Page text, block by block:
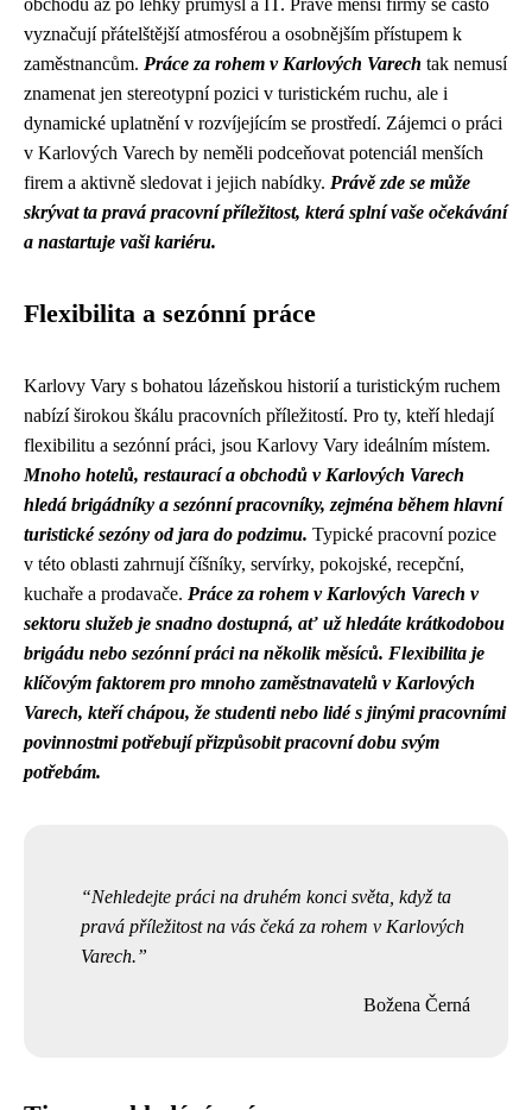
obchodu až po lehký průmysl a IT. Právě menší firmy se často
vyznačují přátelštější atmosférou a osobnějším přístupem k
zaměstnancům. Práce za rohem v Karlových Varech tak nemusí
znamenat jen stereotypní pozici v turistickém ruchu, ale i
dynamické uplatnění v rozvíjejícím se prostředí. Zájemci o práci
v Karlových Varech by neměli podceňovat potenciál menších
firem a aktivně sledovat i jejich nabídky. Právě zde se může
skrývat ta pravá pracovní příležitost, která splní vaše očekávání
a nastartuje vaši kariéru.
Flexibilita a sezónní práce
Karlovy Vary s bohatou lázeňskou historií a turistickým ruchem
nabízí širokou škálu pracovních příležitostí. Pro ty, kteří hledají
flexibilitu a sezónní práci, jsou Karlovy Vary ideálním místem.
Mnoho hotelů, restaurací a obchodů v Karlových Varech
hledá brigádníky a sezónní pracovníky, zejména během hlavní
turistické sezóny od jara do podzimu. Typické pracovní pozice
v této oblasti zahrnují číšníky, servírky, pokojské, recepční,
kuchaře a prodavače. Práce za rohem v Karlových Varech v
sektoru služeb je snadno dostupná, ať už hledáte krátkodobou
brigádu nebo sezónní práci na několik měsíců. Flexibilita je
klíčovým faktorem pro mnoho zaměstnavatelů v Karlových
Varech, kteří chápou, že studenti nebo lidé s jinými pracovními
povinnostmi potřebují přizpůsobit pracovní dobu svým
potřebám.
Nehledejte práci na druhém konci světa, když ta
pravá příležitost na vás čeká za rohem v Karlových
Varech.
Božena Černá